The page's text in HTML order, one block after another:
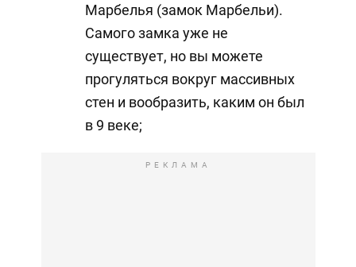
Марбелья (замок Марбельи).
Самого замка уже не
существует, но вы можете
прогуляться вокруг массивных
стен и вообразить, каким он был
в 9 веке;
РЕКЛАМА